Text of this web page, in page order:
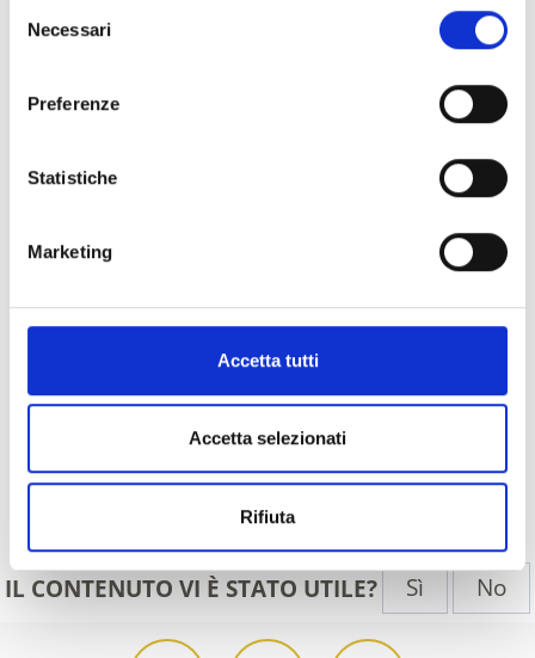
delNecessari
Preferenze
Statistiche
Marketing
Accetta tutti
Accetta selezionati
Rifiuta
IL CONTENUTO VI È STATO UTILE? Sì No